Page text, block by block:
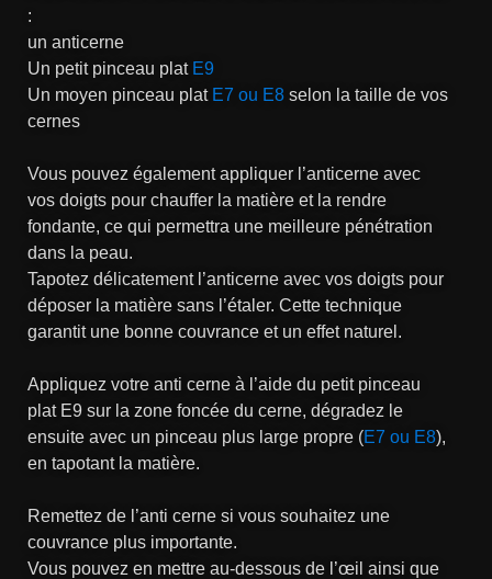
:
un anticerne
Un petit pinceau platE9
Un moyen pinceau plat E7 ou E8 selon la taille de vos
cernes
Vous pouvez également appliquer l’anticerne avec
vos doigts pour chauffer la matière et la rendre
fondante, ce qui permettra une meilleure pénétration
dans la peau.
Tapotez délicatement l’anticerne avec vos doigts pour
déposer la matière sans l’étaler. Cette technique
garantit une bonne couvrance et un effet naturel.
Appliquez votre anti cerne à l’aide du petit pinceau
plat E9 sur la zone foncée du cerne, dégradez le
ensuite avec un pinceau plus large propre (E7 ou E8),
en tapotant la matière.
Remettez de l’anti cerne si vous souhaitez une
couvrance plus importante.
Vous pouvez en mettre au-dessous de l’œil ainsi que